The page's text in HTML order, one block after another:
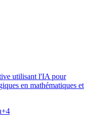
utilisant l'IA pour
en mathématiques et
+4